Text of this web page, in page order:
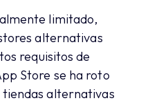
limitado,
alternativas
requisitos de
Store se ha roto
alternativas